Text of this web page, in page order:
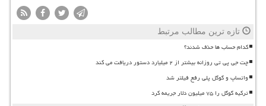
تازه ترین مطالب مرتبط
کدام حساب ها حذف شدند؟
چت جی پی تی روزانه بیشتر از ۲ میلیارد دستور دریافت می کند
واتساپ و گوگل پلی رفع فیلتر شد
ترکیه گوگل را ۷۵ میلیون دلار جریمه کرد